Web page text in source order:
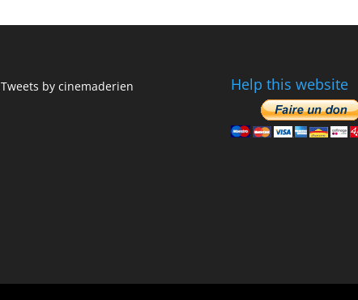
Tweets by cinemaderien Help this website